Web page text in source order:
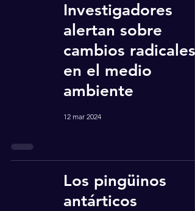
Investigadores
alertan sobre
cambios radicales
en el medio
ambiente
12 mar 2024
Los pingüinos
antárticos